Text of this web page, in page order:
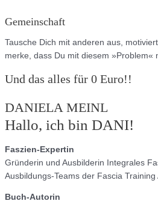
Gemeinschaft
Tausche Dich mit anderen aus,
merke, dass Du mit diesem »Problem«
Und das alles für 0 Euro!!
DANIELA MEINL
Hallo, ich bin DANI!
Faszien-Expertin
Gründerin und Ausbilderin Integrales
Ausbildungs-Teams der Fascia Training
Buch-Autorin